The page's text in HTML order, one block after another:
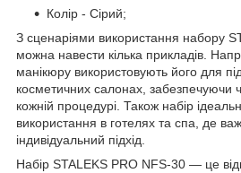
Колір - Сірий;
З сценаріями використання набору
можна навести кілька прикладів.
манікюру використовують його для
косметичних салонах, забезпечуючи
кожній процедурі. Також набір
використання в готелях та спа, де
індивідуальний підхід.
Набір STALEKS PRO NFS-30 — це